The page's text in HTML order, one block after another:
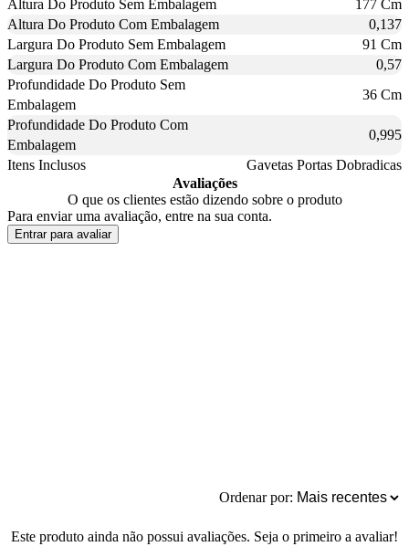
Altura Do Produto Sem Embalagem
177 Cm
Altura Do Produto Com Embalagem
0,137
Largura Do Produto Sem Embalagem
91 Cm
Largura Do Produto Com Embalagem
0,57
Profundidade Do Produto Sem
Embalagem
36 Cm
Profundidade Do Produto Com
Embalagem
0,995
Itens Inclusos
Gavetas Portas Dobradicas
Avaliações
O que os clientes estão dizendo sobre o produto
Para enviar uma avaliação, entre na sua conta.
Entrar para avaliar
Ordenar por:
Este produto ainda não possui avaliações. Seja o primeiro a avaliar!